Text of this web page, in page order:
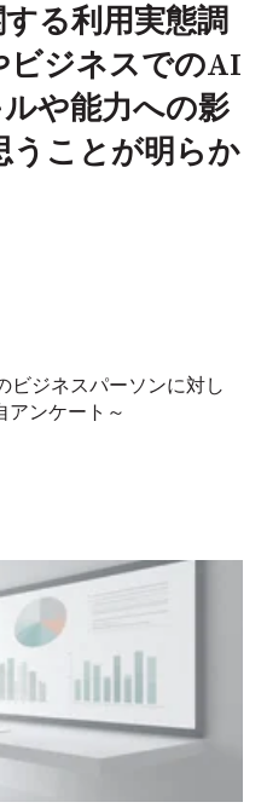
る利用実態調
ジネスでのAI
や能力への影
うことが明らか
ビジネスパーソンに対し
アンケート～